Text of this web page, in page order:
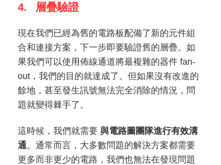
4. 層疊驗證
現在我們已經為舊的電路板配備了新的元件組
合和連接方案，下一步即要驗證舊的層疊。如
果我們可以使用佈線通道將最複雜的器件 fan-
out，我們的目的就達成了。但如果沒有改進的
餘地，甚至發生訊號無法完全消除的情況，問
題就變得棘手了。
這時候，我們就需要 與電路圖團隊進行有效溝
通。通常而言，大多數問題的解決方案都需要
更多而非更少的電路，我們也無法在發現問題